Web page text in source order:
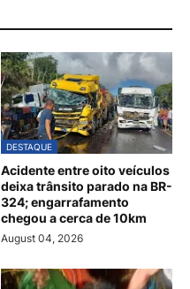
DESTAQUE
Acidente entre oito veículos
deixa trânsito parado na BR-
324; engarrafamento
chegou a cerca de 10km
August 04, 2026